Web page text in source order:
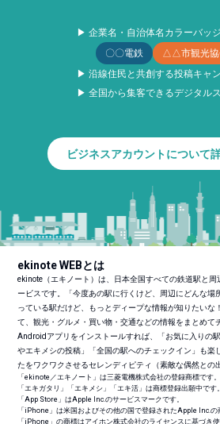
▶ 企業名・自治体名カラーバッ
〇〇電鉄
△△市観光協
▶ 沿線住民と共創する投稿キャ
▶ 全国から集客できるデジタル
ビジネスアカウントについて
ekinote WEBとは
ekinote（エキノート）は、日本全国すべての鉄道駅と
ービスです。「今度あの駅に行くけど、周辺にどんな場
っている駅だけど、もっとディープな情報が知りたいな
て、観光・グルメ・買い物・交通などの情報をまとめて
Androidアプリをインストールすれば、「お気に入りの
やエキメシの投稿」「全国の駅へのチェックイン」も楽
たをワクワクさせるセレンディピティ（素敵な偶然との
「ekinote／エキノート」は三菱電機株式会社の登録商標です。
「エキガタリ」「エキメシ」「エキ活」は商標登録出願中です。
「App Store」はApple Inc.のサービスマークです。
「iPhone」は米国およびその他の国で登録されたApple Inc.の
「iPhone」の商標はアイホン株式会社のライセンスに基づき使